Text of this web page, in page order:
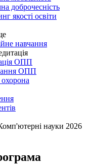
доброчесність
якості освіти
навчання
ОПП
ОПП
науки 2026